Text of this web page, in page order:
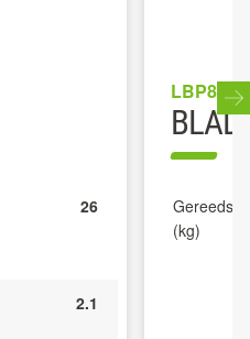
26
2.1
(kg)